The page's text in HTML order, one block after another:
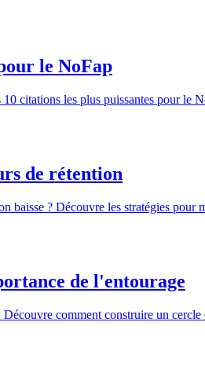
le NoFap
citations les plus puissantes pour le
de rétention
baisse ? Découvre les stratégies
de l'entourage
comment construire un